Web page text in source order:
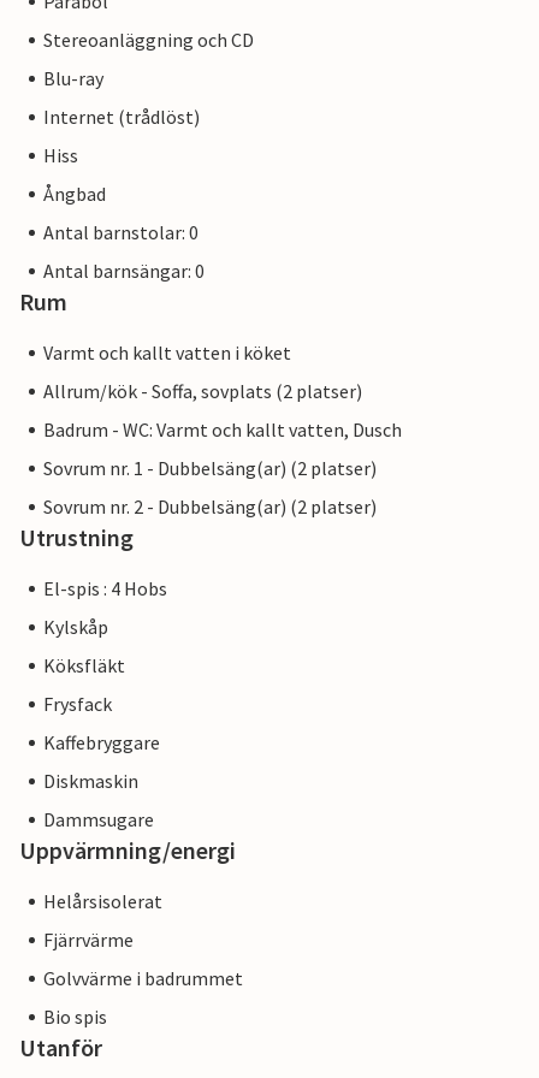
scenprogram. Som gäst på High End befinner du dig mitt i
händelsernas centrum och kan njuta av den traditionella
festivalen precis utanför din dörr.
Uthyrning utan dekorativa föremål som
blommor/ljus/frukt som kan visas upp.
Stereoanläggning och CD
Blu-ray
Internet (trådlöst)
Hiss
Ångbad
Antal barnstolar: 0
Antal barnsängar: 0
Rum
Varmt och kallt vatten i köket
Allrum/kök - Soffa, sovplats (2 platser)
Badrum - WC: Varmt och kallt vatten, Dusch
Sovrum nr. 1 - Dubbelsäng(ar) (2 platser)
Sovrum nr. 2 - Dubbelsäng(ar) (2 platser)
Utrustning
El-spis : 4 Hobs
Kylskåp
Köksfläkt
Frysfack
Kaffebryggare
Diskmaskin
Dammsugare
Uppvärmning/energi
Helårsisolerat
Fjärrvärme
Golvvärme i badrummet
Bio spis
Utanför